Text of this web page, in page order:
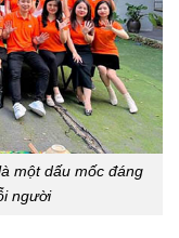
một dấu mốc đáng
người